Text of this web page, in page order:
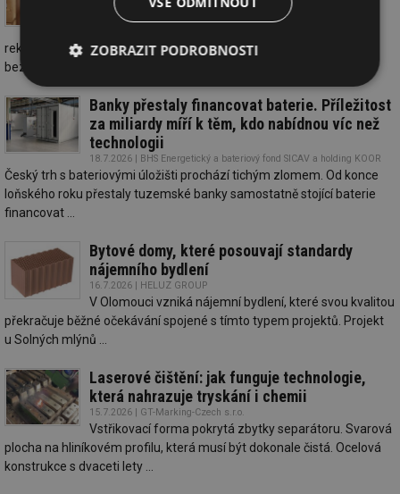
19.7.2026 | IMA s.r.o.
rekonstrukce a přípravu nového školního roku, ale také na revizi
bezpečnosti budovy. Odborníci ...
Banky přestaly financovat baterie. Příležitost
za miliardy míří k těm, kdo nabídnou víc než
technologii
18.7.2026 | BHS Energetický a bateriový fond SICAV a holding KOOR
Český trh s bateriovými úložišti prochází tichým zlomem. Od konce
loňského roku přestaly tuzemské banky samostatně stojící baterie
financovat ...
Bytové domy, které posouvají standardy
nájemního bydlení
16.7.2026 | HELUZ GROUP
V Olomouci vzniká nájemní bydlení, které svou kvalitou
překračuje běžné očekávání spojené s tímto typem projektů. Projekt
u Solných mlýnů ...
Laserové čištění: jak funguje technologie,
která nahrazuje tryskání i chemii
15.7.2026 | GT-Marking-Czech s.r.o.
Vstřikovací forma pokrytá zbytky separátoru. Svarová
plocha na hliníkovém profilu, která musí být dokonale čistá. Ocelová
konstrukce s dvaceti lety ...
ZOBRAZIT PODROBNOSTI
Nezbytně
nutné
soubory
Výkonové
soubory
Soubory
cílení
Funkční soubory
Nezařazené
soubory
Nezbytně nutné soubory
Výkonové soubory
Nezařazené soubory
Nezbytně nutné soubory cookie umožňují základní
funkce webových stránek, jako je přihlášení
uživatele a správa účtu. Webové stránky nelze bez
nezbytně nutných souborů cookie správně používat.